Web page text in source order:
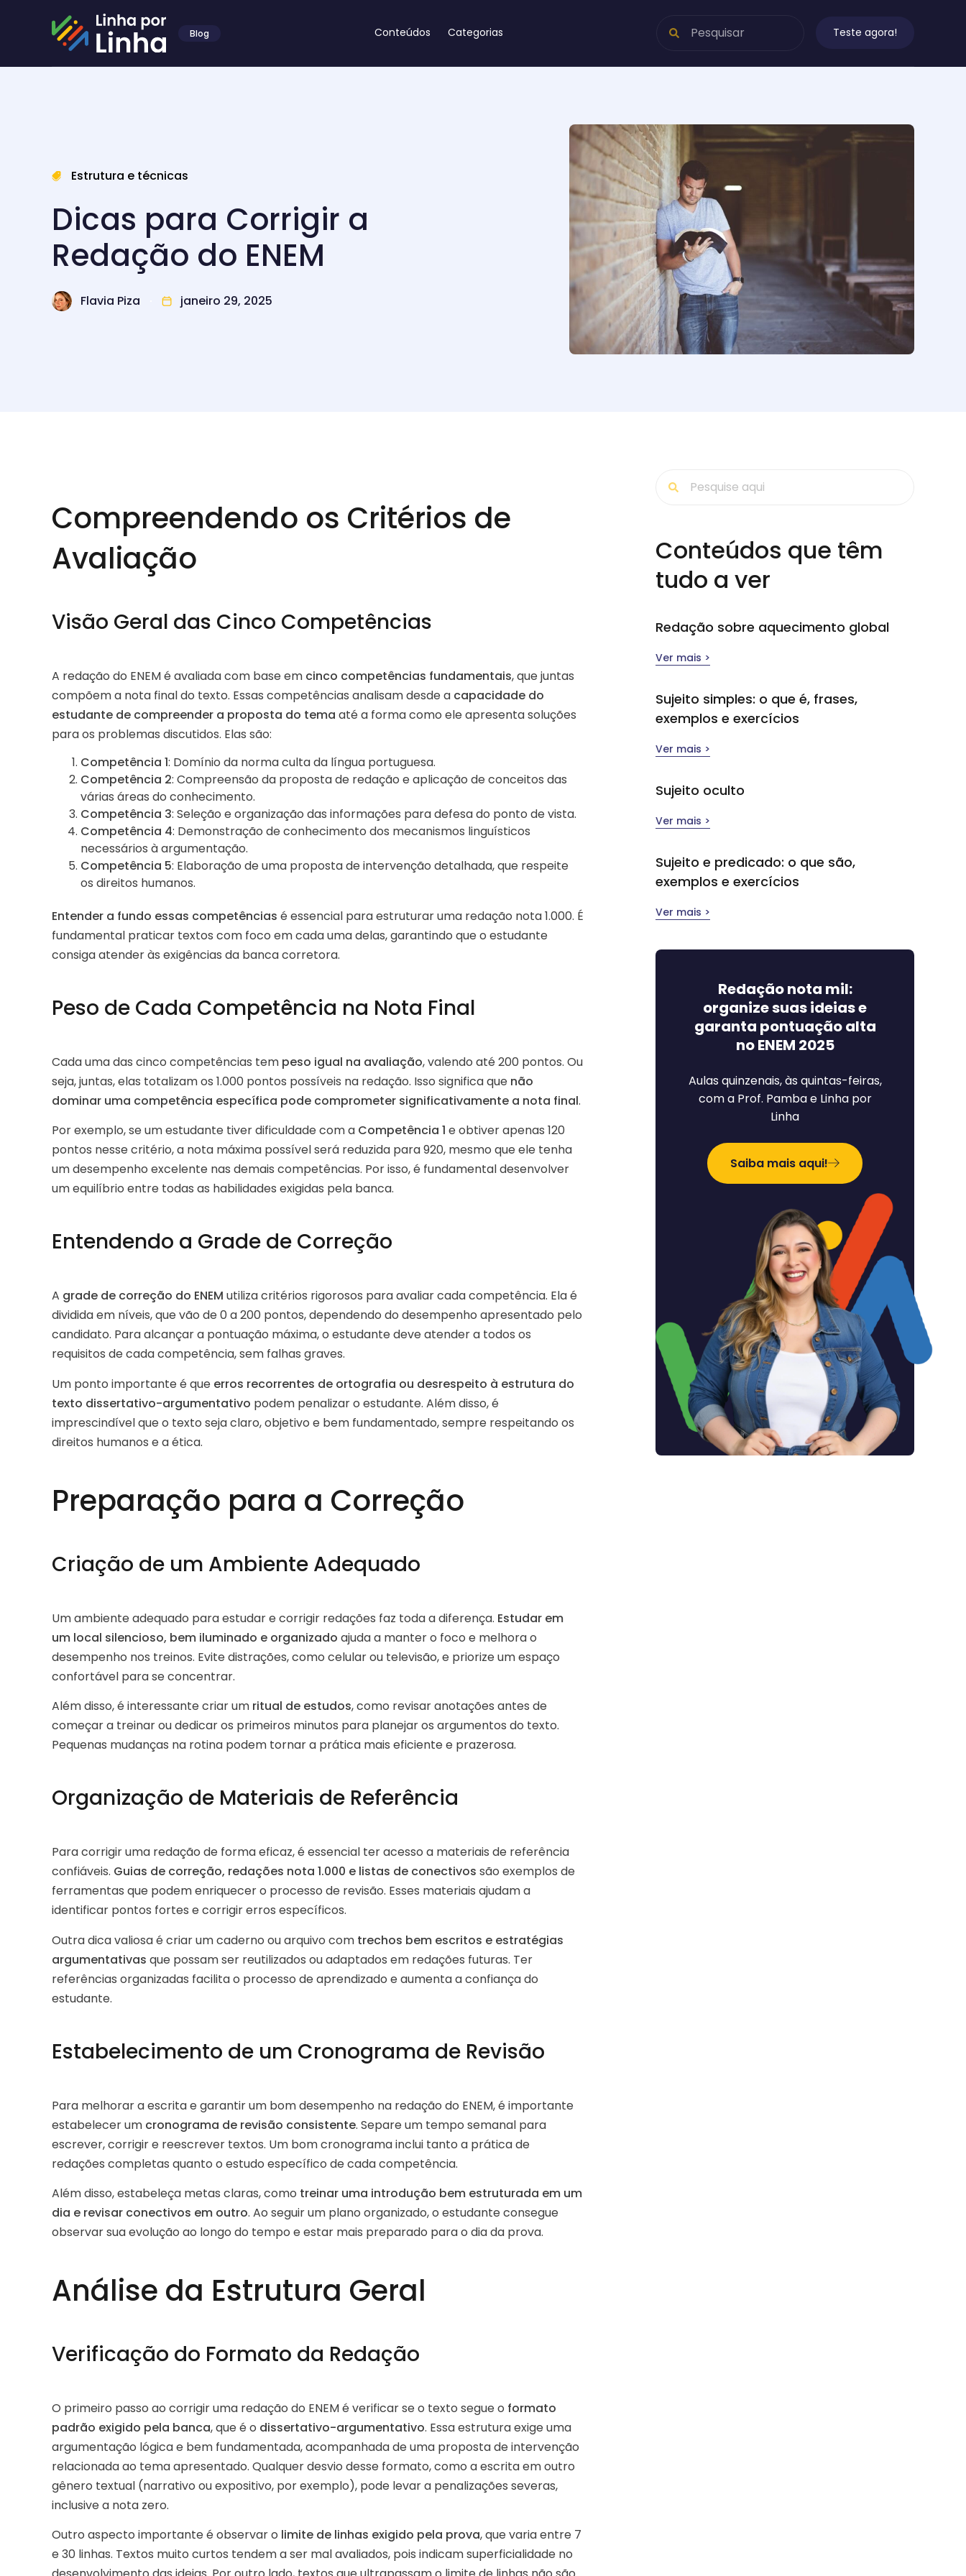
Blog Conteúdos Categorias Teste agora!
Estrutura e técnicas
Dicas para Corrigir a
Redação do ENEM
Flavia Piza janeiro 29, 2025
Compreendendo os Critérios de
Avaliação
Visão Geral das Cinco Competências
A redação do ENEM é avaliada com base em cinco competências fundamentais, que juntas
compõem a nota final do texto. Essas competências analisam desde a capacidade do
estudante de compreender a proposta do tema até a forma como ele apresenta soluções
para os problemas discutidos. Elas são:
Competência 1: Domínio da norma culta da língua portuguesa.
Competência 2: Compreensão da proposta de redação e aplicação de conceitos das
várias áreas do conhecimento.
Competência 3: Seleção e organização das informações para defesa do ponto de vista.
Competência 4: Demonstração de conhecimento dos mecanismos linguísticos
necessários à argumentação.
Competência 5: Elaboração de uma proposta de intervenção detalhada, que respeite
os direitos humanos.
Entender a fundo essas competências é essencial para estruturar uma redação nota 1.000. É
fundamental praticar textos com foco em cada uma delas, garantindo que o estudante
consiga atender às exigências da banca corretora.
Peso de Cada Competência na Nota Final
Cada uma das cinco competências tem peso igual na avaliação, valendo até 200 pontos. Ou
seja, juntas, elas totalizam os 1.000 pontos possíveis na redação. Isso significa que não
dominar uma competência específica pode comprometer significativamente a nota final.
Por exemplo, se um estudante tiver dificuldade com a Competência 1 e obtiver apenas 120
pontos nesse critério, a nota máxima possível será reduzida para 920, mesmo que ele tenha
um desempenho excelente nas demais competências. Por isso, é fundamental desenvolver
um equilíbrio entre todas as habilidades exigidas pela banca.
Entendendo a Grade de Correção
A grade de correção do ENEM utiliza critérios rigorosos para avaliar cada competência. Ela é
dividida em níveis, que vão de 0 a 200 pontos, dependendo do desempenho apresentado pelo
candidato. Para alcançar a pontuação máxima, o estudante deve atender a todos os
requisitos de cada competência, sem falhas graves.
Um ponto importante é que erros recorrentes de ortografia ou desrespeito à estrutura do
texto dissertativo-argumentativo podem penalizar o estudante. Além disso, é
imprescindível que o texto seja claro, objetivo e bem fundamentado, sempre respeitando os
direitos humanos e a ética.
Preparação para a Correção
Criação de um Ambiente Adequado
Um ambiente adequado para estudar e corrigir redações faz toda a diferença. Estudar em
um local silencioso, bem iluminado e organizado ajuda a manter o foco e melhora o
desempenho nos treinos. Evite distrações, como celular ou televisão, e priorize um espaço
confortável para se concentrar.
Além disso, é interessante criar um ritual de estudos, como revisar anotações antes de
começar a treinar ou dedicar os primeiros minutos para planejar os argumentos do texto.
Pequenas mudanças na rotina podem tornar a prática mais eficiente e prazerosa.
Organização de Materiais de Referência
Para corrigir uma redação de forma eficaz, é essencial ter acesso a materiais de referência
confiáveis. Guias de correção, redações nota 1.000 e listas de conectivos são exemplos de
ferramentas que podem enriquecer o processo de revisão. Esses materiais ajudam a
identificar pontos fortes e corrigir erros específicos.
Outra dica valiosa é criar um caderno ou arquivo com trechos bem escritos e estratégias
argumentativas que possam ser reutilizados ou adaptados em redações futuras. Ter
referências organizadas facilita o processo de aprendizado e aumenta a confiança do
estudante.
Estabelecimento de um Cronograma de Revisão
Para melhorar a escrita e garantir um bom desempenho na redação do ENEM, é importante
estabelecer um cronograma de revisão consistente. Separe um tempo semanal para
escrever, corrigir e reescrever textos. Um bom cronograma inclui tanto a prática de
redações completas quanto o estudo específico de cada competência.
Além disso, estabeleça metas claras, como treinar uma introdução bem estruturada em um
dia e revisar conectivos em outro. Ao seguir um plano organizado, o estudante consegue
observar sua evolução ao longo do tempo e estar mais preparado para o dia da prova.
Análise da Estrutura Geral
Verificação do Formato da Redação
O primeiro passo ao corrigir uma redação do ENEM é verificar se o texto segue o formato
padrão exigido pela banca, que é o dissertativo-argumentativo. Essa estrutura exige uma
argumentação lógica e bem fundamentada, acompanhada de uma proposta de intervenção
relacionada ao tema apresentado. Qualquer desvio desse formato, como a escrita em outro
gênero textual (narrativo ou expositivo, por exemplo), pode levar a penalizações severas,
inclusive a nota zero.
Outro aspecto importante é observar o limite de linhas exigido pela prova, que varia entre 7
e 30 linhas. Textos muito curtos tendem a ser mal avaliados, pois indicam superficialidade no
Conteúdos que têm
tudo a ver
Redação sobre aquecimento global
Ver mais >
Sujeito simples​: o que é, frases,
exemplos e exercícios
Ver mais >
Sujeito oculto
Ver mais >
Sujeito e predicado: o que são,
exemplos e exercícios
Ver mais >
Redação nota mil:
organize suas ideias e
garanta pontuação alta
no ENEM 2025
Aulas quinzenais, às quintas-feiras,
com a Prof. Pamba e Linha por
Linha
Saiba mais aqui!